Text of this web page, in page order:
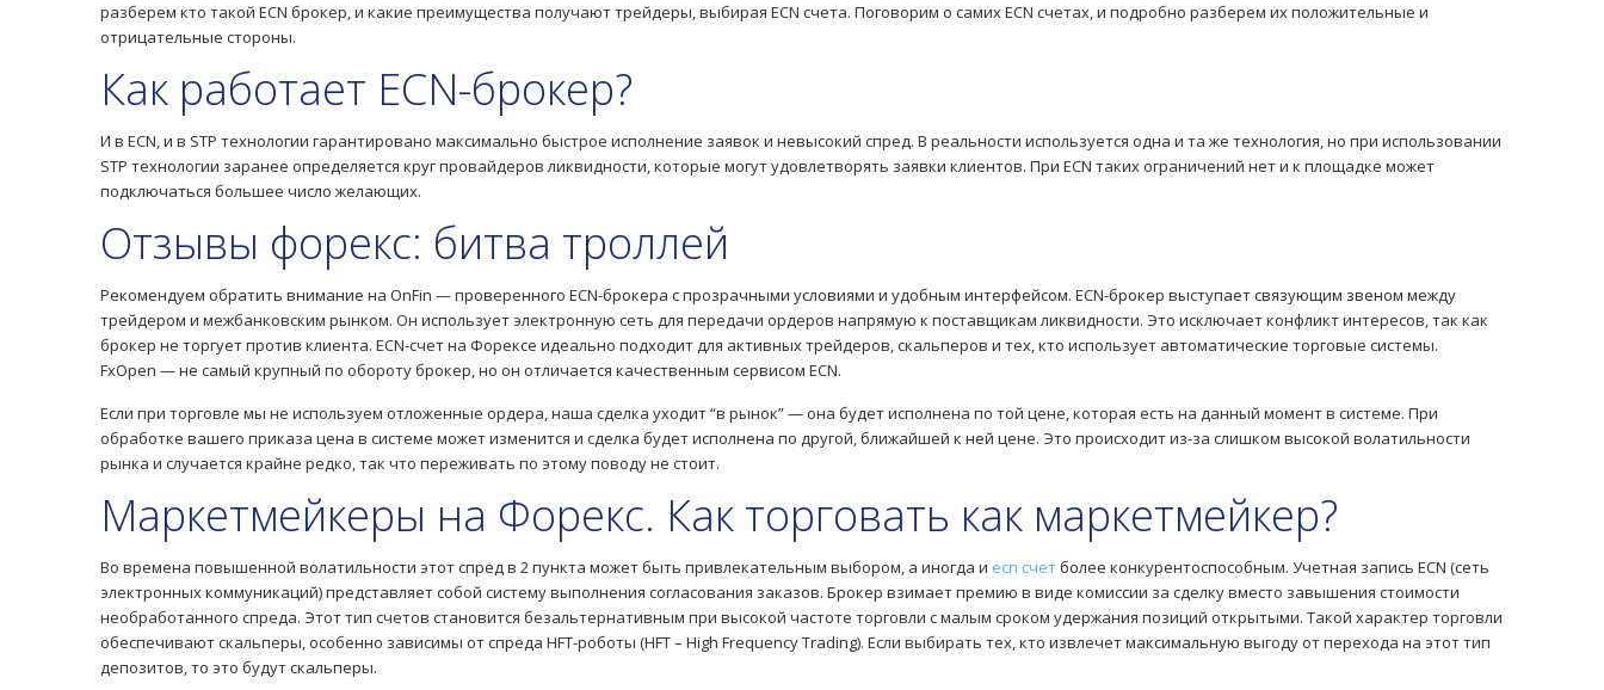
разберем кто такой ECN брокер, и какие преимущества получают трейдеры, выбирая ECN счета. Поговорим о самих ECN счетах, и подробно разберем их положительные и
отрицательные стороны.
Как работает ECN-брокер?
И в ECN, и в STP технологии гарантировано максимально быстрое исполнение заявок и невысокий спред. В реальности используется одна и та же технология, но при использовании
STP технологии заранее определяется круг провайдеров ликвидности, которые могут удовлетворять заявки клиентов. При ECN таких ограничений нет и к площадке может
подключаться большее число желающих.
Отзывы форекс: битва троллей
Рекомендуем обратить внимание на OnFin — проверенного ECN-брокера с прозрачными условиями и удобным интерфейсом. ECN-брокер выступает связующим звеном между
трейдером и межбанковским рынком. Он использует электронную сеть для передачи ордеров напрямую к поставщикам ликвидности. Это исключает конфликт интересов, так как
брокер не торгует против клиента. ECN-счет на Форексе идеально подходит для активных трейдеров, скальперов и тех, кто использует автоматические торговые системы.
FxOpen — не самый крупный по обороту брокер, но он отличается качественным сервисом ECN.
Если при торговле мы не используем отложенные ордера, наша сделка уходит “в рынок” — она будет исполнена по той цене, которая есть на данный момент в системе. При
обработке вашего приказа цена в системе может изменится и сделка будет исполнена по другой, ближайшей к ней цене. Это происходит из-за слишком высокой волатильности
рынка и случается крайне редко, так что переживать по этому поводу не стоит.
Маркетмейкеры на Форекс. Как торговать как маркетмейкер?
Во времена повышенной волатильности этот спред в 2 пункта может быть привлекательным выбором, а иногда и ecn счетболее конкурентоспособным. Учетная запись ECN (сеть
электронных коммуникаций) представляет собой систему выполнения согласования заказов. Брокер взимает премию в виде комиссии за сделку вместо завышения стоимости
необработанного спреда. Этот тип счетов становится безальтернативным при высокой частоте торговли с малым сроком удержания позиций открытыми. Такой характер торговли
обеспечивают скальперы, особенно зависимы от спреда HFT-роботы (HFT – High Frequency Trading). Если выбирать тех, кто извлечет максимальную выгоду от перехода на этот тип
депозитов, то это будут скальперы.